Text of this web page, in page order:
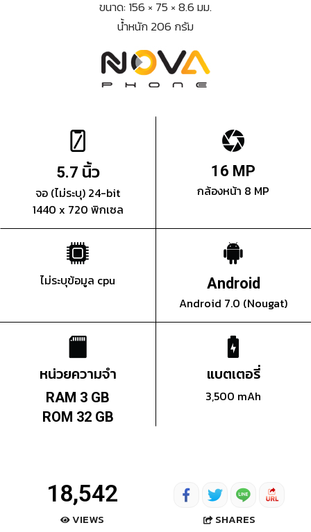
ขนาด: 156 × 75 × 8.6 มม.
น้ำหนัก 206 กรัม
5.7 นิ้ว
จอ (ไม่ระบุ) 24-bit
1440 x 720 พิกเซล
16 MP
กล้องหน้า 8 MP
ไม่ระบุข้อมูล cpu Android
Android 7.0 (Nougat)
หน่วยความจำ
RAM 3 GB
ROM 32 GB
แบตเตอรี่
3,500 mAh
18,542
VIEWS SHARES